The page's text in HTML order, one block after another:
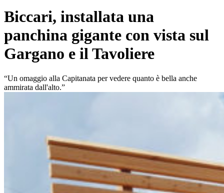
Biccari, installata una
panchina gigante con vista sul
Gargano e il Tavoliere
“Un omaggio alla Capitanata per vedere quanto è bella anche
ammirata dall'alto.”